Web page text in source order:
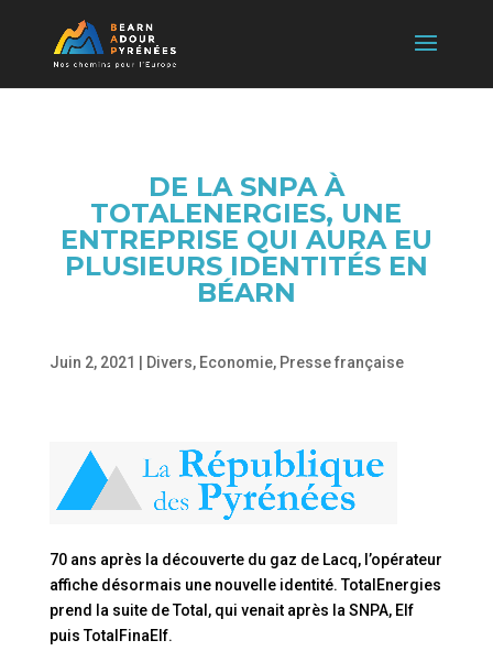
DE LA SNPA À
TOTALENERGIES, UNE
ENTREPRISE QUI AURA EU
PLUSIEURS IDENTITÉS EN
BÉARN
Juin 2, 2021 Divers, Economie, Presse française
70 ans après la découverte du gaz de Lacq, l’opérateur
affiche désormais une nouvelle identité. TotalEnergies
prend la suite de Total, qui venait après la SNPA, Elf
puis TotalFinaElf.